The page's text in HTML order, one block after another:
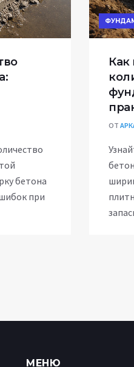
бетона
при
Как
ОТ
МЕНЮ